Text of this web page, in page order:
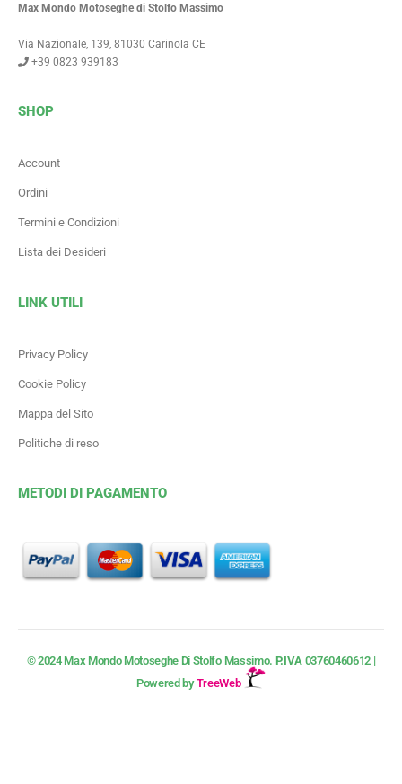
Max Mondo Motoseghe di Stolfo Massimo
Via Nazionale, 139, 81030 Carinola CE
+39 0823 939183
SHOP
Account
Ordini
Termini e Condizioni
Lista dei Desideri
LINK UTILI
Privacy Policy
Cookie Policy
Mappa del Sito
Politiche di reso
METODI DI PAGAMENTO
© 2024 Max Mondo Motoseghe Di Stolfo Massimo. P.IVA 03760460612 |
Powered byTreeWeb